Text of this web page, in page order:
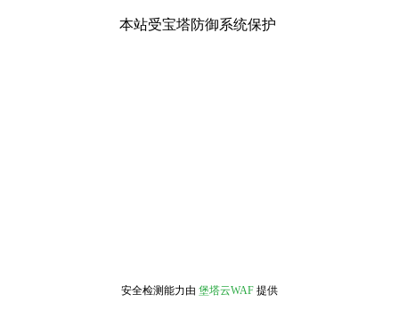
本站受宝塔防御系统保护
安全检测能力由 堡塔云WAF 提供